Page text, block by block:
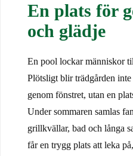
En plats för
och glädje
En pool lockar människor
Plötsligt blir trädgården
genom fönstret, utan en
Under sommaren samlas
grillkvällar, bad och långa
får en trygg plats att leka